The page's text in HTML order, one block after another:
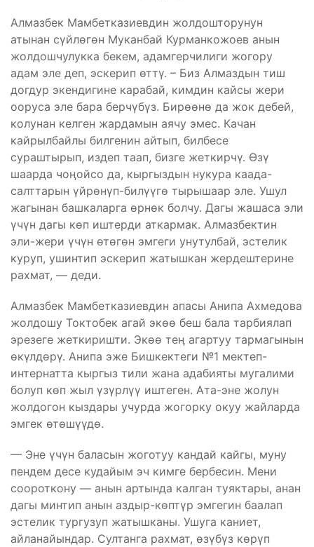
Алмазбек Мамбетказиевдин жолдошторунун
атынан сүйлөгөн Муканбай Курманкожоев анын
жолдошчулукка бекем, адамгерчилиги жогору
адам эле деп, эскерип өттү. – Биз Алмаздын тиш
догдур экендигине карабай, кимдин кайсы жери
ооруса эле бара берчүбүз. Бирөөнө да жок дебей,
колунан келген жардамын аячу эмес. Качан
кайрылбайлы билгенин айтып, билбесе
сураштырып, издеп таап, бизге жеткирчү. Өзү
шаарда чоӊойсо да, кыргыздын нукура каада-
салттарын үйрөнүп-билүүгө тырышаар эле. Ушул
жагынан башкаларга өрнөк болчу. Дагы жашаса эли
үчүн дагы көп иштерди аткармак. Алмазбектин
эли-жери үчүн өтөгөн эмгеги унутулбай, эстелик
куруп, ушинтип эскерип жатышкан жердештерине
рахмат, — деди.
Алмазбек Мамбетказиевдин апасы Анипа Ахмедова
жолдошу Токтобек агай экөө беш бала тарбиялап
эрезеге жеткиришти. Экөө теӊ агартуу тармагынын
өкүлдөрү. Анипа эже Бишкектеги №1 мектеп-
интернатта кыргыз тили жана адабияты мугалими
болуп көп жыл үзүрлүү иштеген. Ата-эне жолун
жолдогон кыздары учурда жогорку окуу жайларда
эмгек өтөшүүдө.
— Эне үчүн баласын жоготуу кандай кайгы, муну
пендем десе кудайым эч кимге бербесин. Мени
соороткону — анын артында калган туяктары, анан
дагы минтип анын аздыр-көптүр эмгегин баалап
эстелик тургузуп жатышканы. Ушуга каниет,
айланайындар. Султанга рахмат, өзүбүз көрүп